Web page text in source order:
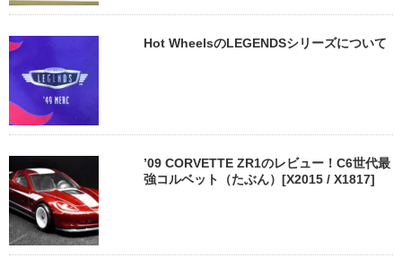
Hot WheelsのLEGENDSシリーズについて
’09 CORVETTE ZR1のレビュー！C6世代最
強コルベット（たぶん）[X2015 / X1817]